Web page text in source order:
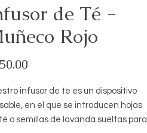
de Té -
Rojo
infusor de té es un dispositivo
en el que se introducen hojas
o semillas de lavanda sueltas para